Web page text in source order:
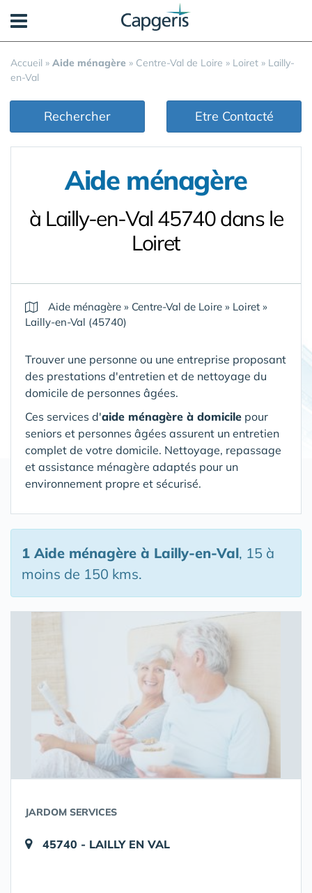
Accueil » Aide ménagère » Centre-Val de Loire » Loiret » Lailly-
en-Val
Rechercher Etre Contacté
Aide ménagère
à Lailly-en-Val 45740 dans le
Loiret
Aide ménagère » Centre-Val de Loire » Loiret »
Lailly-en-Val (45740)
Trouver une personne ou une entreprise proposant
des prestations d'entretien et de nettoyage du
domicile de personnes âgées.
Ces services d'aide ménagère à domicile pour
seniors et personnes âgées assurent un entretien
complet de votre domicile. Nettoyage, repassage
et assistance ménagère adaptés pour un
environnement propre et sécurisé.
1 Aide ménagère à Lailly-en-Val, 15 à
moins de 150 kms.
JARDOM SERVICES
45740 - LAILLY EN VAL